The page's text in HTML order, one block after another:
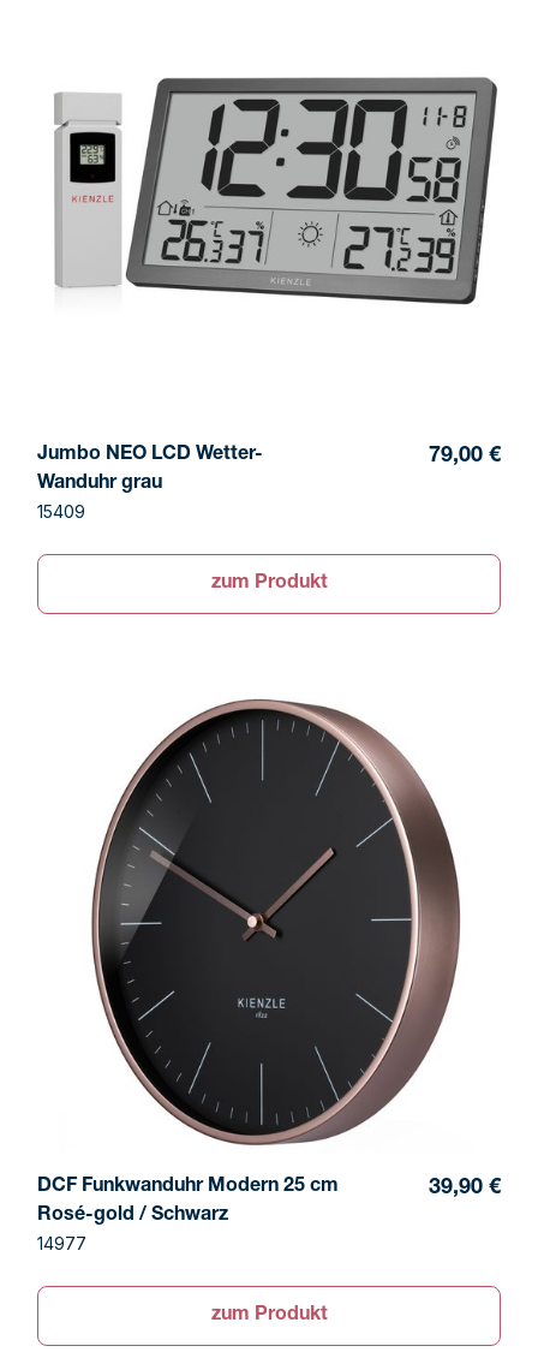
Jumbo NEO LCD Wetter-
Wanduhr grau
15409
79,00 €
zum Produkt
DCF Funkwanduhr Modern 25 cm
Rosé-gold / Schwarz
14977
39,90 €
zum Produkt